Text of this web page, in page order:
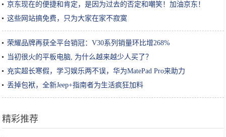
京东现在的便捷和肯定，是因为过去的否定和嘲笑！加油京东！
这些网站搞免费，只为大家在家不寂寞
荣耀品牌再获全平台销冠：V30系列销量环比增268%
当初很火的平板电脑, 为什么越来越少人买了？
充实超长寒假，学习娱乐两不误，华为MatePad Pro来助力
丢掉包袱，全新Jeep+指南者为生活疯狂加料
精彩推荐